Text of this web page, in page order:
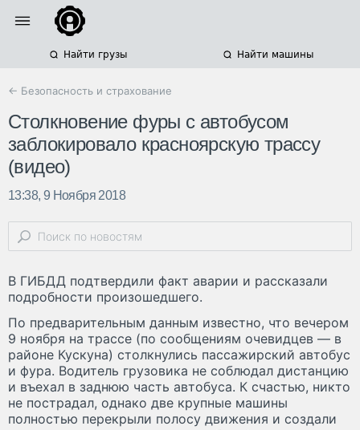
Найти грузы Найти машины
← Безопасность и страхование
Столкновение фуры с автобусом
заблокировало красноярскую трассу
(видео)
13:38, 9 Ноября 2018
В ГИБДД подтвердили факт аварии и рассказали
подробности произошедшего.
По предварительным данным известно, что вечером
9 ноября на трассе (по сообщениям очевидцев — в
районе Кускуна) столкнулись пассажирский автобус
и фура. Водитель грузовика не соблюдал дистанцию
и въехал в заднюю часть автобуса. К счастью, никто
не пострадал, однако две крупные машины
полностью перекрыли полосу движения и создали